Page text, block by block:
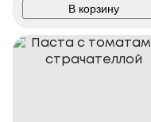
В корзину